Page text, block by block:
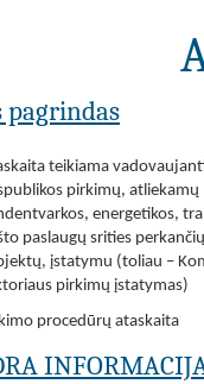
pagrindas
teikiama
pirkimų, atliekamų
energetikos,
paslaugų srities
įstatymu (toliau –
pirkimų įstatymas)
procedūrų ataskaita